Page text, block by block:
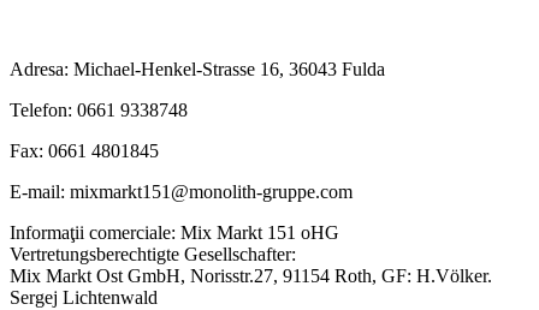
Adresa: Michael-Henkel-Strasse 16, 36043 Fulda
Telefon: 0661 9338748
Fax: 0661 4801845
E-mail: mixmarkt151@monolith-gruppe.com
Informaţii comerciale: Mix Markt 151 oHG
Vertretungsberechtigte Gesellschafter:
Mix Markt Ost GmbH, Norisstr.27, 91154 Roth, GF: H.Völker.
Sergej Lichtenwald